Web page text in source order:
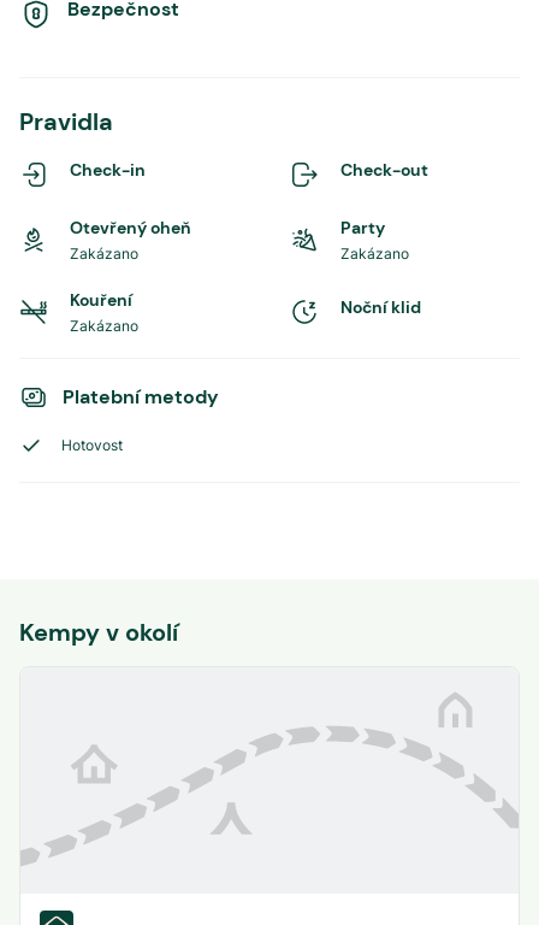
Bezpečnost
Pravidla
Check-in Check-out
Otevřený oheň
Zakázano
Party
Zakázano
Kouření
Zakázano
Noční klid
Platební metody
Hotovost
Kempy v okolí